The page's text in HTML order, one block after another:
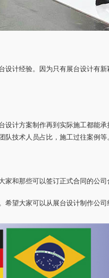
设计经验。因为只有展台设计有
设计方案制作再到实际施工都能
技术人员占比，施工过往案例
和那些可以签订正式合同的公
望大家可以从展台设计制作公